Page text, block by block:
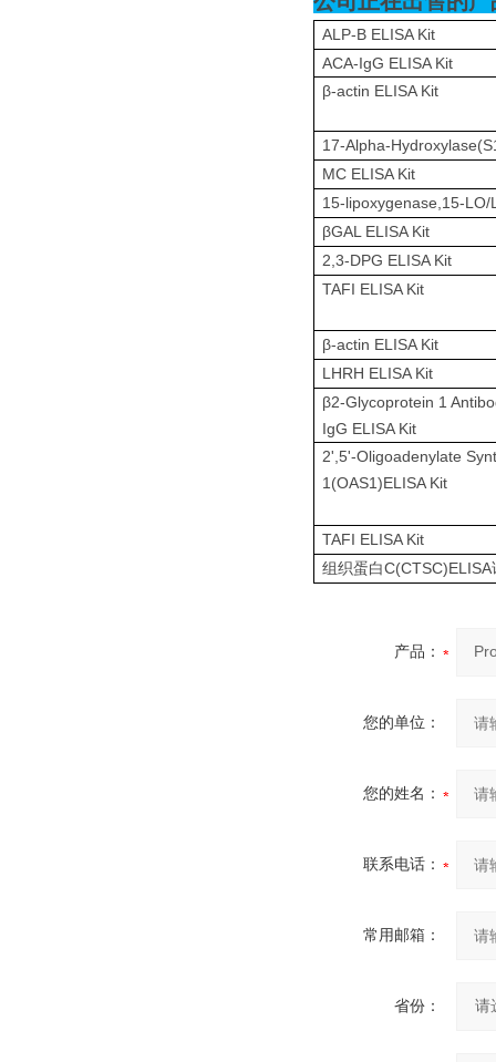
ALP-B ELISA Kit
ACA-IgG ELISA Kit
β-actin ELISA Kit
17-Alpha-
MC ELISA Kit
15-lipoxygenase,15-LO/
βGAL ELISA Kit
2,3-DPG ELISA Kit
TAFI ELISA Kit
β-actin ELISA Kit
LHRH ELISA Kit
β2-Glycoprotein 1
IgG ELISA Kit
2',5'-Oligoadenylate
1(OAS1)ELISA Kit
TAFI ELISA Kit
组织蛋白C(CTSC)ELISA
产品：
您的单位：
您的姓名：
联系电话：
常用邮箱：
省份：